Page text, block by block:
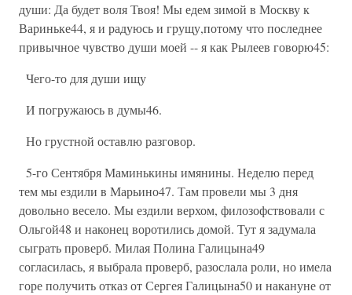
души: Да будет воля Твоя! Мы едем зимой в Москву к
Вариньке44, я и радуюсь и грущу,потому что последнее
привычное чувство души моей -- я как Рылеев говорю45:
Чего-то для души ищу
И погружаюсь в думы46.
Но грустной оставлю разговор.
5-го Сентября Маминькины имянины. Неделю перед
тем мы ездили в Марьино47. Там провели мы 3 дня
довольно весело. Мы ездили верхом, филозофствовали с
Ольгой48 и наконец воротились домой. Тут я задумала
сыграть проверб. Милая Полина Галицына49
согласилась, я выбрала проверб, разослала роли, но имела
горе получить отказ от Сергея Галицына50 и накануне от